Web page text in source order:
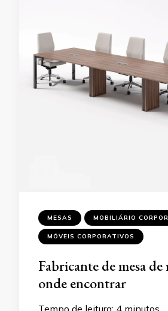
MESAS MOBILIÁRIO
MÓVEIS CORPORATIVOS
Fabricante de mesa
onde encontrar
Tempo de leitura: 4 minutos